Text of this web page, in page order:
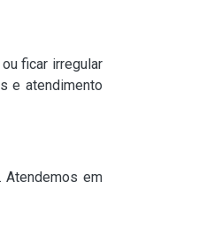
ficar irregular
e atendimento
Atendemos em